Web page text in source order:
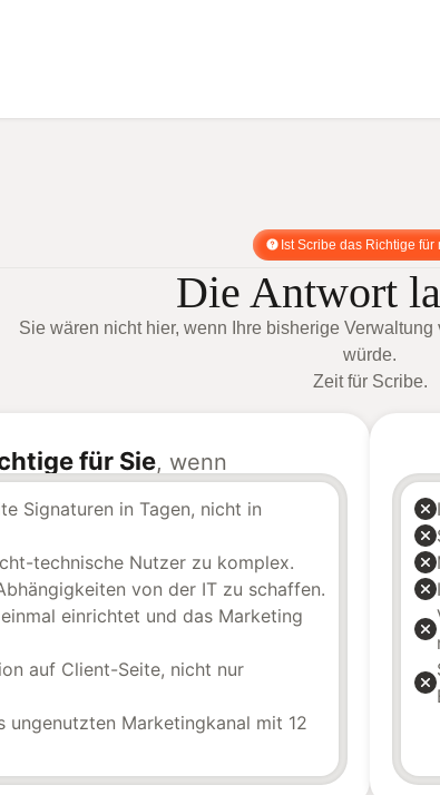
Ist Scribe das Richtige für
Die Antwort
Sie wären nicht hier, wenn Ihre bisherige
würde.
Zeit für Scribe.
für Sie, wenn
Signaturen in Tagen, nicht in
technische Nutzer zu komplex.
von der IT zu schaffen.
einrichtet und das Marketing
auf Client-Seite, nicht nur
ungenutzten Marketingkanal mit 12